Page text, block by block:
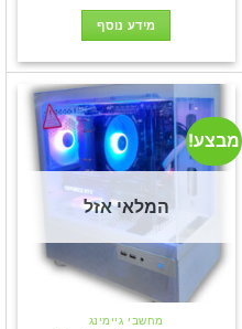
מידע נוסף
מבצע!
המלאי אזל
מחשבי גיימינג